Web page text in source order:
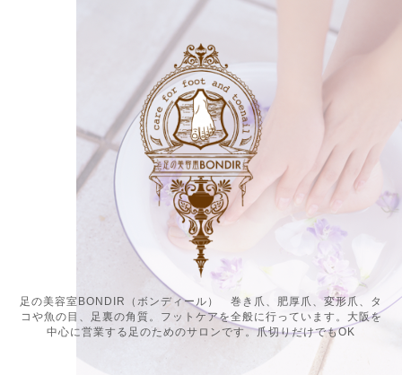
足の美容室BONDIR（ボンディール） 巻き爪、肥厚爪、変形爪、タ
コや魚の目、足裏の角質。フットケアを全般に行っています。大阪を
中心に営業する足のためのサロンです。爪切りだけでもOK